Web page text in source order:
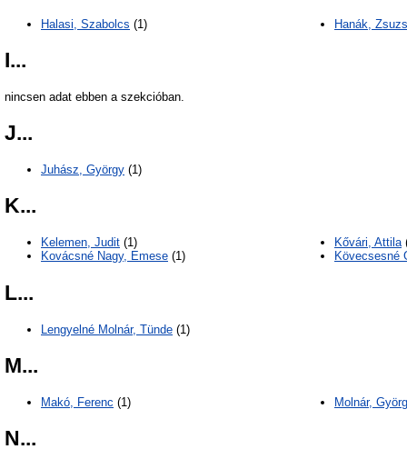
Halasi, Szabolcs (1) Hanák,
I...
nincsen adat ebben a szekcióban.
J...
Juhász, György (1)
K...
Kelemen, Judit (1)
Kovácsné Nagy, Emese (1)
Kővári, Attila
Kövecsesné
L...
Lengyelné Molnár, Tünde (1)
M...
Makó, Ferenc (1) Molnár,
N...